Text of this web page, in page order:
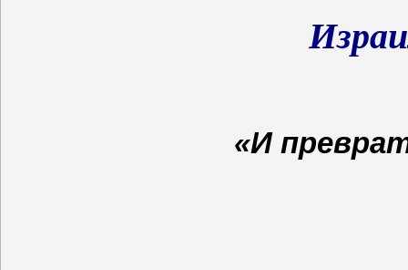
«И